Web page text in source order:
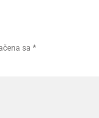
sa *